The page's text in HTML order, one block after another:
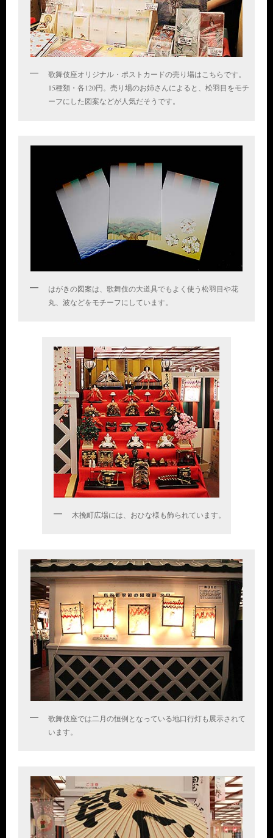
歌舞伎座オリジナル・ポストカードの売り場はこちらです。
15種類・各120円。売り場のお姉さんによると、松羽目をモチ
ーフにした図案などが人気だそうです。
はがきの図案は、歌舞伎の大道具でもよく使う松羽目や花
丸、波などをモチーフにしています。
木挽町広場には、おひな様も飾られています。
歌舞伎座では二月の恒例となっている地口行灯も展示されて
います。